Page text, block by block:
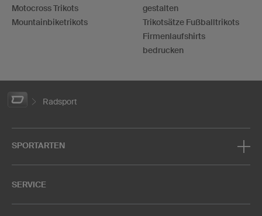
Motocross Trikots
Mountainbiketrikots
gestalten
Trikotsätze Fußballtrikots
Firmenlaufshirts
bedrucken
Radsport
SPORTARTEN
SERVICE